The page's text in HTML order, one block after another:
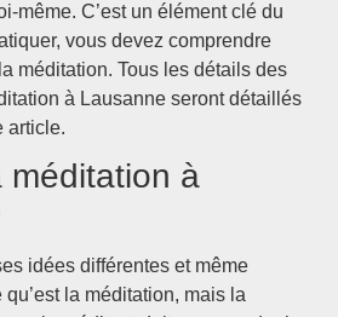
même. C’est un élément clé du
vous devez comprendre
méditation. Tous les détails des
à Lausanne seront détaillés
article.
méditation à
idées différentes et même
la méditation, mais la